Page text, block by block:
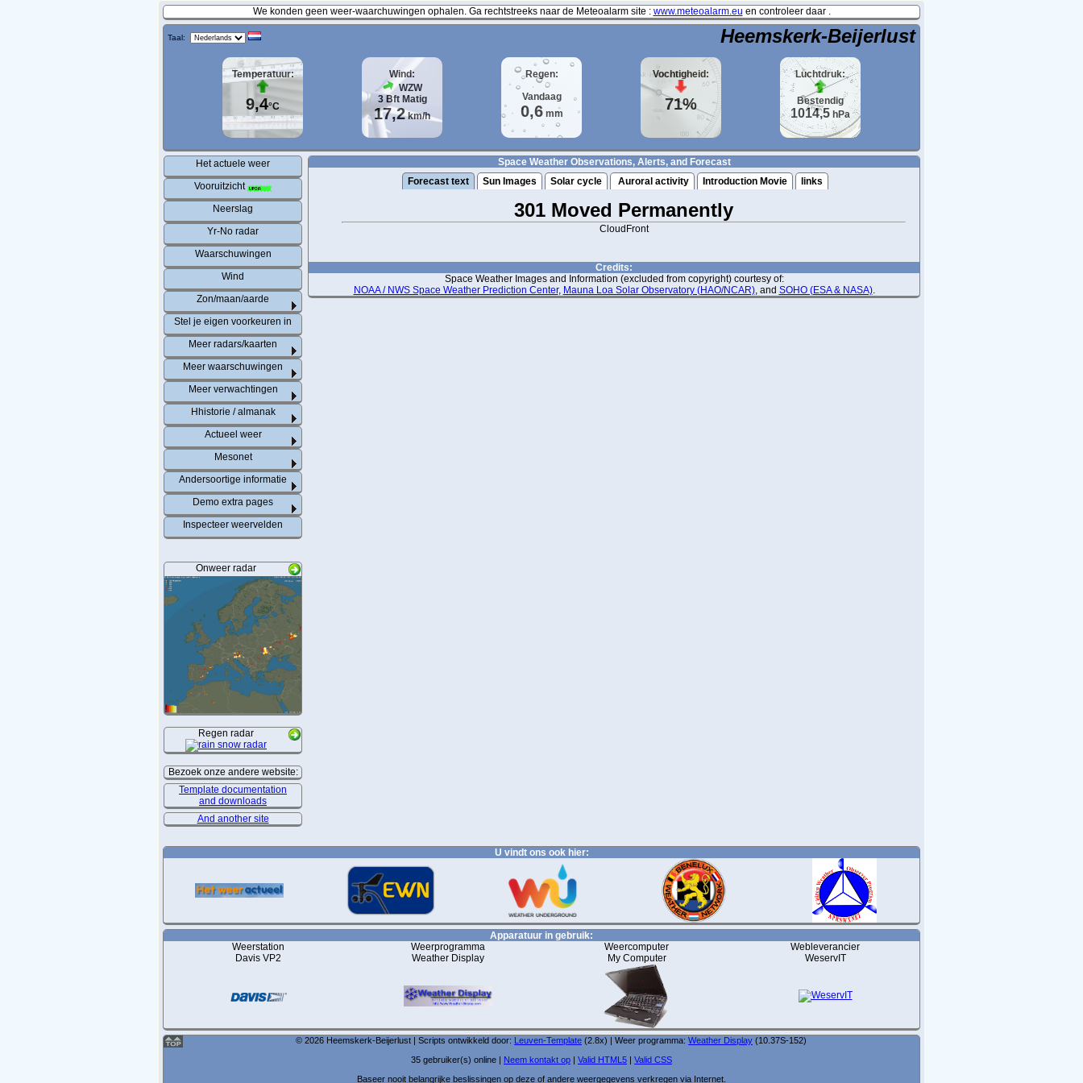
We konden geen weer-waarchuwingen ophalen. Ga rechtstreeks naar de Meteoalarm site : www.meteoalarm.eu en controleer daar .
Taal: Heemskerk-Beijerlust
Temperatuur:
9,4°C
Wind:
WZW
3Bft Matig
17,2km/h
Regen:
Vandaag
0,6mm
Vochtigheid:
71%
Luchtdruk:
Bestendig
1014,5 hPa
Het actuele weer
Vooruitzicht
Neerslag
Yr-No radar
Waarschuwingen
Wind
Zon/maan/aarde
Stel je eigen voorkeuren in
Meer radars/kaarten
Meer waarschuwingen
Meer verwachtingen
Hhistorie / almanak
Actueel weer
Mesonet
Andersoortige informatie
Demo extra pages
Inspecteer weervelden
Onweer radar
Regen radar
Bezoek onze andere website:
Template documentation
and downloads
And another site
Space Weather Observations, Alerts, and Forecast
Forecast text
Sun Images Solar cycle Auroral activity Introduction Movie links
301 Moved Permanently
CloudFront
Credits:
Space Weather Images and Information (excluded from copyright) courtesy of:
NOAA / NWS Space Weather Prediction Center, Mauna Loa Solar Observatory (HAO/NCAR), and SOHO (ESA & NASA).
U vindt ons ook hier:
Apparatuur in gebruik:
Weerstation
Davis VP2
Weerprogramma
Weather Display
Weercomputer
My Computer
Webleverancier
WeservIT
© 2026 Heemskerk-Beijerlust | Scripts ontwikkeld door: Leuven-Template (2.8x) | Weer programma: Weather Display (10.37S-152)
35 gebruiker(s) online | Neem kontakt op | Valid HTML5 | Valid CSS
Baseer nooit belangrijke beslissingen op deze of andere weergegevens verkregen via Internet.